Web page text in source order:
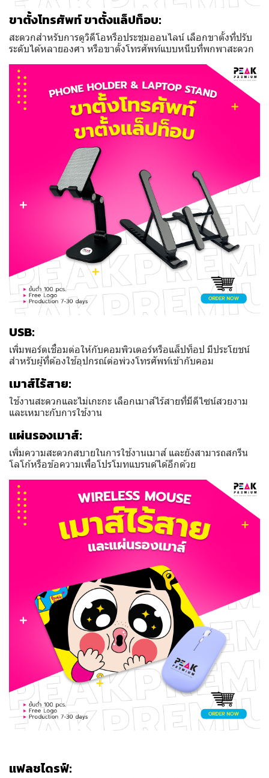
ขาตั้งโทรศัพท์ ขาตั้งแล็ปท็อบ:
สะดวกสำหรับการดูวิดีโอหรือประชุมออนไลน์ เลือกขาตั้งที่ปรับ
ระดับได้หลายองศา หรือขาตั้งโทรศัพท์แบบหนีบที่พกพาสะดวก
USB:
เพิ่มพอร์ตเชื่อมต่อให้กับคอมพิวเตอร์หรือแล็ปท็อป มีประโยชน์
สำหรับผู้ที่ต้องใช้อุปกรณ์ต่อพ่วงโทรศัพท์เข้ากับคอม
เมาส์ไร้สาย:
ใช้งานสะดวกและไม่เกะกะ เลือกเมาส์ไร้สายที่มีดีไซน์สวยงาม
และเหมาะกับการใช้งาน
แผ่นรองเมาส์:
เพิ่มความสะดวกสบายในการใช้งานเมาส์ และยังสามารถสกรีน
โลโก้หรือข้อความเพื่อโปรโมทแบรนด์ได้อีกด้วย
แฟลชไดรฟ์: